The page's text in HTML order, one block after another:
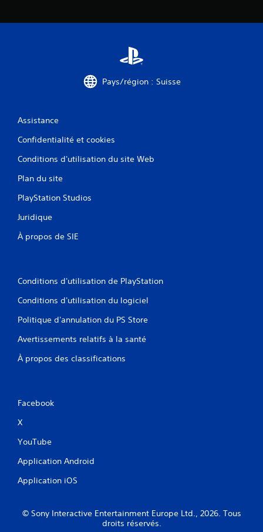
Pays/région : Suisse
Assistance
Confidentialité et cookies
Conditions d'utilisation du site Web
Plan du site
PlayStation Studios
Juridique
À propos de SIE
Conditions d'utilisation de PlayStation
Conditions d'utilisation du logiciel
Politique d'annulation du PS Store
Avertissements relatifs à la santé
À propos des classifications
Facebook
X
YouTube
Application Android
Application iOS
© Sony Interactive Entertainment Europe Ltd., 2026. Tous
droits réservés.